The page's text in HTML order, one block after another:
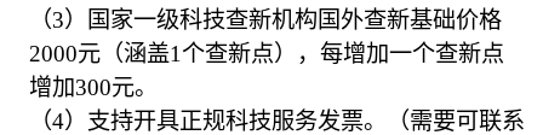
（3）国家一级科技查新机构国外查新基础价格
2000元（涵盖1个查新点），每增加一个查新点
增加300元。
（4）支持开具正规科技服务发票。（需要可联系